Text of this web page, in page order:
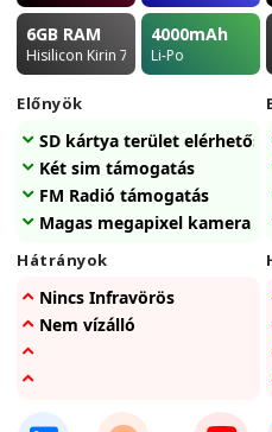
6GB RAM
Hisilicon Kirin 710F
4000mAh
Li-Po
Előnyök
SD kártya terület
Két sim támogatás
FM Radió támogatás
Magas megapixel kamera
Hátrányok
Nincs Infravörös
Nem vízálló